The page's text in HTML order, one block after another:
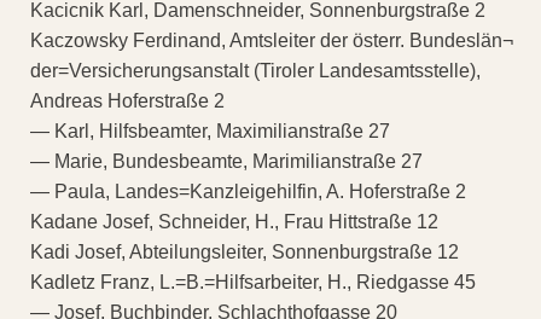
Kacicnik Karl, Damenschneider, Sonnenburgstraße 2
Kaczowsky Ferdinand, Amtsleiter der österr. Bundeslän¬
der=Versicherungsanstalt (Tiroler Landesamtsstelle),
Andreas Hoferstraße 2
— Karl, Hilfsbeamter, Maximilianstraße 27
— Marie, Bundesbeamte, Marimilianstraße 27
— Paula, Landes=Kanzleigehilfin, A. Hoferstraße 2
Kadane Josef, Schneider, H., Frau Hittstraße 12
Kadi Josef, Abteilungsleiter, Sonnenburgstraße 12
Kadletz Franz, L.=B.=Hilfsarbeiter, H., Riedgasse 45
— Josef, Buchbinder, Schlachthofgasse 20